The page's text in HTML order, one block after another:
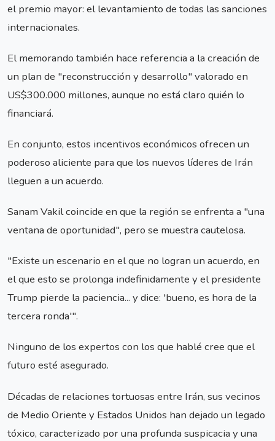
el premio mayor: el levantamiento de todas las sanciones
internacionales.
El memorando también hace referencia a la creación de
un plan de "reconstrucción y desarrollo" valorado en
US$300.000 millones, aunque no está claro quién lo
financiará.
En conjunto, estos incentivos económicos ofrecen un
poderoso aliciente para que los nuevos líderes de Irán
lleguen a un acuerdo.
Sanam Vakil coincide en que la región se enfrenta a "una
ventana de oportunidad", pero se muestra cautelosa.
"Existe un escenario en el que no logran un acuerdo, en
el que esto se prolonga indefinidamente y el presidente
Trump pierde la paciencia... y dice: 'bueno, es hora de la
tercera ronda'".
Ninguno de los expertos con los que hablé cree que el
futuro esté asegurado.
Décadas de relaciones tortuosas entre Irán, sus vecinos
de Medio Oriente y Estados Unidos han dejado un legado
tóxico, caracterizado por una profunda suspicacia y una